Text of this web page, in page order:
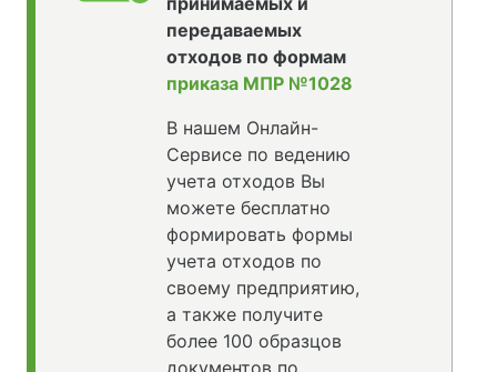
передаваемых
отходов по формам
приказа МПР №1028
В нашем Онлайн-
Сервисе по ведению
учета отходов Вы
можете бесплатно
формировать формы
учета отходов по
своему предприятию,
а также получите
более 100 образцов
документов по